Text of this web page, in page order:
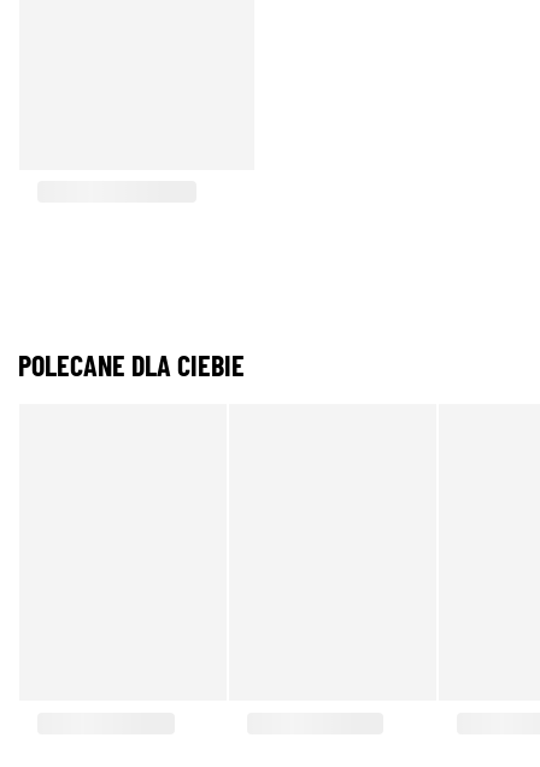
POLECANE DLA CIEBIE